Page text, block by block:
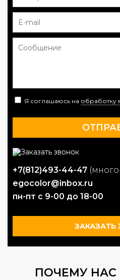
Я соглашаюсь на обработку
+7(812)493-44-47
egocolor@inbox.ru
пн-пт с 9-00 до 18-00
ЗАКАЗАТЬ
ПОЧЕМУ